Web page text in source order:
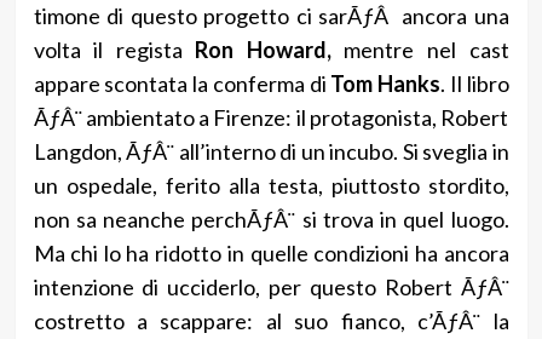
timone di questo progetto ci sarÃƒÂ ancora una
volta il regista Ron Howard,mentre nel cast
appare scontata la conferma di Tom Hanks. Il libro
ÃƒÂ¨ ambientato a Firenze: il protagonista, Robert
Langdon, ÃƒÂ¨ all’interno di un incubo. Si sveglia in
un ospedale, ferito alla testa, piuttosto stordito,
non sa neanche perchÃƒÂ¨ si trova in quel luogo.
Ma chi lo ha ridotto in quelle condizioni ha ancora
intenzione di ucciderlo, per questo Robert ÃƒÂ¨
costretto a scappare: al suo fianco, c’ÃƒÂ¨ la